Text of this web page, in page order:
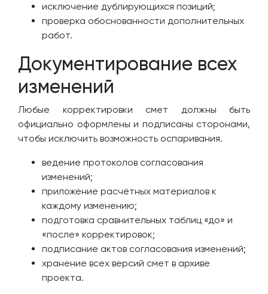
исключение дублирующихся позиций;
проверка обоснованности дополнительных
работ.
Документирование всех
изменений
Любые корректировки смет должны быть
официально оформлены и подписаны сторонами,
чтобы исключить возможность оспаривания.
ведение протоколов согласования
изменений;
приложение расчётных материалов к
каждому изменению;
подготовка сравнительных таблиц «до» и
«после» корректировок;
подписание актов согласования изменений;
хранение всех версий смет в архиве
проекта.